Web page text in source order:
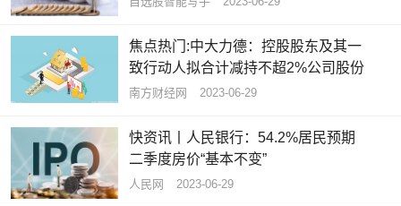
焦点热门:中大力德：控股股东及其一
致行动人拟合计减持不超2%公司股份
南方财经网 2023-06-29
快资讯丨人民银行：54.2%居民预期
二季度房价“基本不变”
人民网 2023-06-29